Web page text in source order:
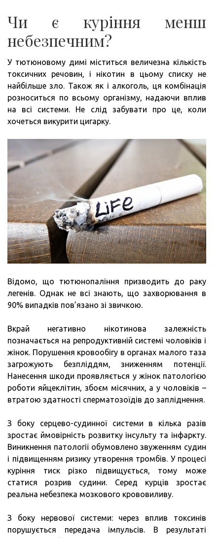
Чи є куріння менш
небезпечним?
У тютюновому димі міститься величезна кількість
токсичних речовин, і нікотин в цьому списку не
найбільше зло. Також як і алкоголь, ця комбінація
розноситься по всьому організму, надаючи вплив
на всі системи. Не слід забувати про це, коли
хочеться викурити цигарку.
Відомо, що тютюнопаління призводить до раку
легенів. Однак не всі знають, що захворювання в
90% випадків пов’язано зі звичкою.
Вкрай негативно нікотинова залежність
позначається на репродуктивній системі чоловіків і
жінок. Порушення кровообігу в органах малого таза
загрожують безпліддям, зниженням потенції.
Нанесення шкоди проявляється у жінок патологією
роботи яйцеклітин, збоєм місячних, а у чоловіків –
втратою здатності сперматозоїдів до запліднення.
З боку серцево-судинної системи в кілька разів
зростає ймовірність розвитку інсульту та інфаркту.
Виникнення патології обумовлено звуженням судин
і підвищенням ризику утворення тромбів. У процесі
куріння тиск різко підвищується, тому може
статися розрив судини. Серед курців зростає
реальна небезпека мозкового крововиливу.
З боку нервової системи: через вплив токсинів
порушується передача імпульсів. В результаті